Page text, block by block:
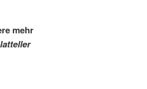
mehr
teller